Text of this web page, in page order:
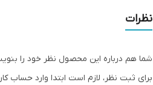
نظرات
شما هم درباره این محصول نظر خود را
برای ثبت نظر، لازم است ابتدا وارد حساب